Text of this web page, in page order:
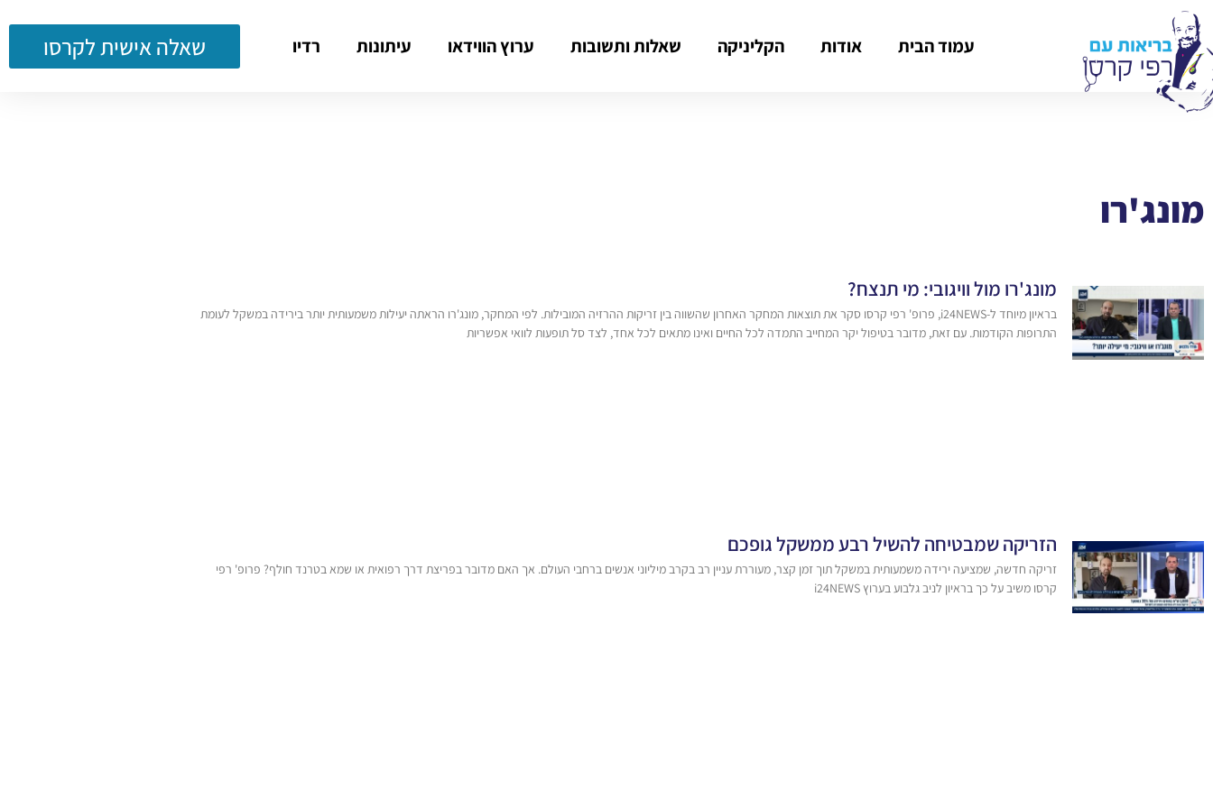
עמוד הבית אודות הקליניקה שאלות ותשובות ערוץ הווידאו עיתונות רדיו שאלה אישית לקרסו
מונג'רו
מונג'רו מול וויגובי: מי תנצח?
בראיון מיוחד ל-i24NEWS, פרופ' רפי קרסו סקר את תוצאות המחקר האחרון שהשווה בין זריקות ההרזיה המובילות. לפי המחקר, מונג'רו הראתה יעילות משמעותית יותר בירידה במשקל לעומת
התרופות הקודמות. עם זאת, מדובר בטיפול יקר המחייב התמדה לכל החיים ואינו מתאים לכל אחד, לצד סל תופעות לוואי אפשריות
הזריקה שמבטיחה להשיל רבע ממשקל גופכם
זריקה חדשה, שמציעה ירידה משמעותית במשקל תוך זמן קצר, מעוררת עניין רב בקרב מיליוני אנשים ברחבי העולם. אך האם מדובר בפריצת דרך רפואית או שמא בטרנד חולף? פרופ' רפי
קרסו משיב על כך בראיון לניב גלבוע בערוץ i24NEWS